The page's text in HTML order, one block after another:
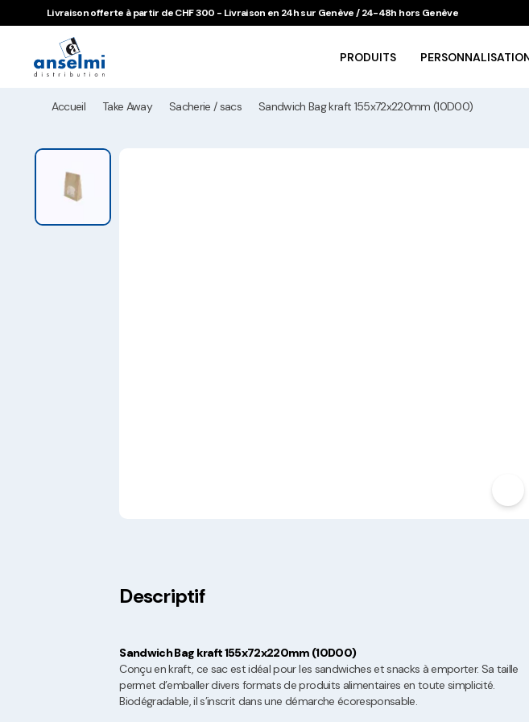
Aller au contenu
Aller à la navigation principale
Livraison offerte à partir de CHF 300 - Livraison en 24h sur Genève / 24-48h hors Genève
PRODUITS
Accueil Take Away Sacherie / sacs Sandwich Bag kraft 155x72x220mm (10D00)
Descriptif
Sandwich Bag kraft 155x72x220mm (10D00)
Conçu en kraft, ce sac est idéal pour les sandwiches et snacks à emporter. Sa taille
permet d’emballer divers formats de produits alimentaires en toute simplicité.
Biodégradable, il s’inscrit dans une démarche écoresponsable.